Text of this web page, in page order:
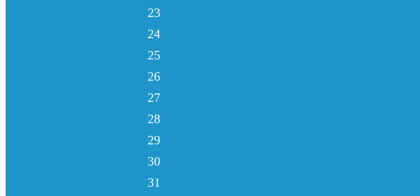
23
24
25
26
27
28
29
30
31